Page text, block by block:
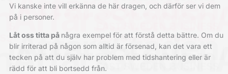
Vi kanske inte vill erkänna de här dragen, och därför ser vi dem
på i personer.
Låt oss titta på några exempel för att förstå detta bättre. Om du
blir irriterad på någon som alltid är försenad, kan det vara ett
tecken på att du själv har problem med tidshantering eller är
rädd för att bli bortsedd från.